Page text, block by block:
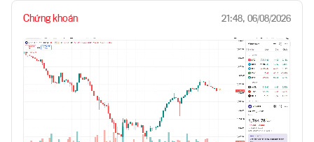
Chứng khoán 21:48, 06/08/2026